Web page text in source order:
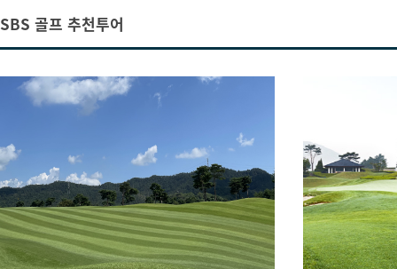
SBS 골프 추천투어